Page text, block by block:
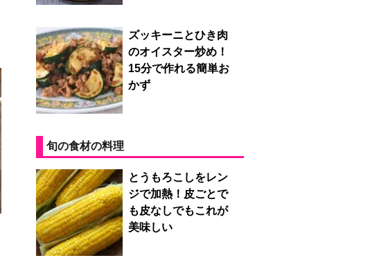
ズッキーニとひき肉
のオイスター炒め！
15分で作れる簡単お
かず
旬の食材の料理
とうもろこしをレン
ジで加熱！皮ごとで
も皮なしでもこれが
美味しい